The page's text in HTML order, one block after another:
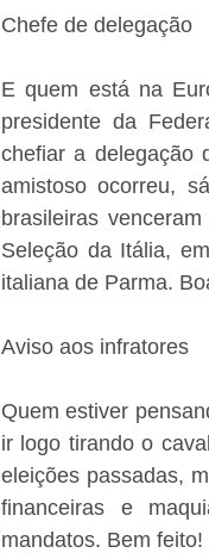
Chefe de delegação
E quem está na
presidente da
chefiar a delegação
amistoso ocorreu,
brasileiras
Seleção da Itália,
italiana de Parma.
Aviso aos infratores
Quem estiver
ir logo tirando o
eleições passadas,
financeiras e
mandatos. Bem